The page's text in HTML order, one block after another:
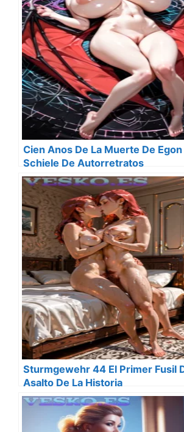
Cien Anos De La Muerte De Egon
Schiele De Autorretratos
Degenerados Y La Angustia De
Carne
Sturmgewehr 44 El Primer Fusil
Asalto De La Historia